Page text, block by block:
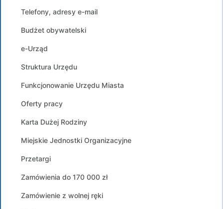
Telefony, adresy e-mail
Budżet obywatelski
e-Urząd
Struktura Urzędu
Funkcjonowanie Urzędu Miasta
Oferty pracy
Karta Dużej Rodziny
Miejskie Jednostki Organizacyjne
Przetargi
Zamówienia do 170 000 zł
Zamówienie z wolnej ręki